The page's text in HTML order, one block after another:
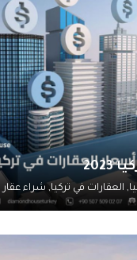
العقارات في تركيا, شراء عقار